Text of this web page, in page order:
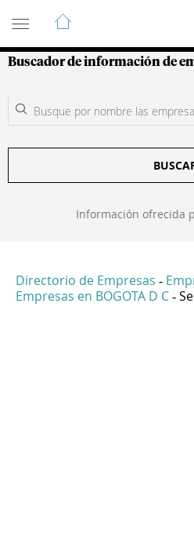
Guía de Empresas
Buscador de información de
Información ofrecida
Directorio de Empresas -
Empresas en BOGOTA D C -